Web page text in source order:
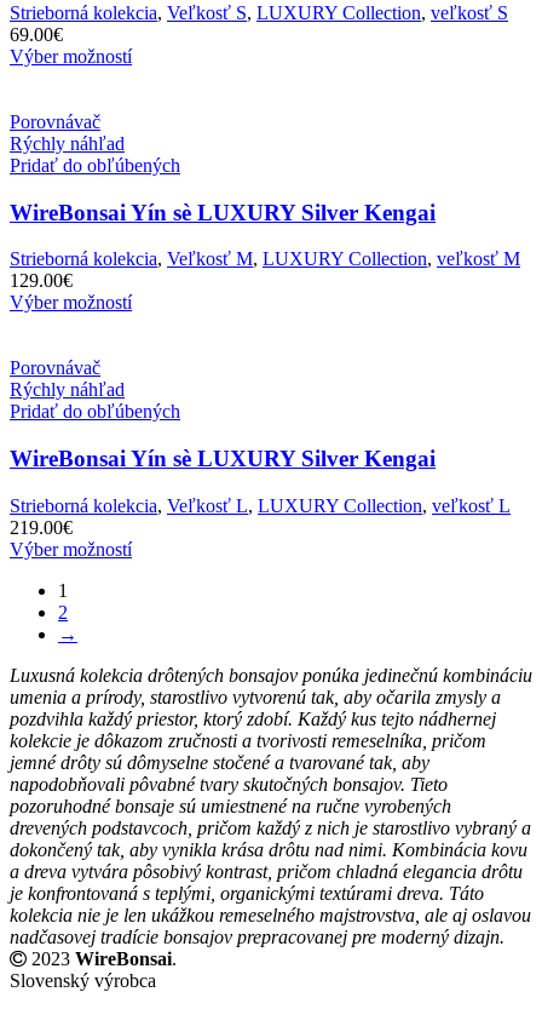
Strieborná kolekcia, Veľkosť S, LUXURY Collection, veľkosť S
69.00€
Výber možností
Porovnávač
Rýchly náhľad
Pridať do obľúbených
WireBonsai Yín sè LUXURY Silver Kengai
Strieborná kolekcia, Veľkosť M, LUXURY Collection, veľkosť M
129.00€
Výber možností
Porovnávač
Rýchly náhľad
Pridať do obľúbených
WireBonsai Yín sè LUXURY Silver Kengai
Strieborná kolekcia, Veľkosť L, LUXURY Collection, veľkosť L
219.00€
Výber možností
1
2
→
Luxusná kolekcia drôtených bonsajov ponúka jedinečnú kombináciu
umenia a prírody, starostlivo vytvorenú tak, aby očarila zmysly a
pozdvihla každý priestor, ktorý zdobí. Každý kus tejto nádhernej
kolekcie je dôkazom zručnosti a tvorivosti remeselníka, pričom
jemné drôty sú dômyselne stočené a tvarované tak, aby
napodobňovali pôvabné tvary skutočných bonsajov. Tieto
pozoruhodné bonsaje sú umiestnené na ručne vyrobených
drevených podstavcoch, pričom každý z nich je starostlivo vybraný a
dokončený tak, aby vynikla krása drôtu nad nimi. Kombinácia kovu
a dreva vytvára pôsobivý kontrast, pričom chladná elegancia drôtu
je konfrontovaná s teplými, organickými textúrami dreva. Táto
kolekcia nie je len ukážkou remeselného majstrovstva, ale aj oslavou
nadčasovej tradície bonsajov prepracovanej pre moderný dizajn.
2023 WireBonsai.
Slovenský výrobca